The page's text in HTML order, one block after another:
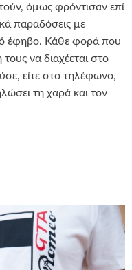
όμως φρόντισαν επί
παραδόσεις με
έφηβο. Κάθε φορά που
να διαχέεται στο
είτε στο τηλέφωνο,
τη χαρά και τον